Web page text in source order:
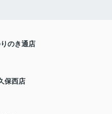
のき通店
保西店